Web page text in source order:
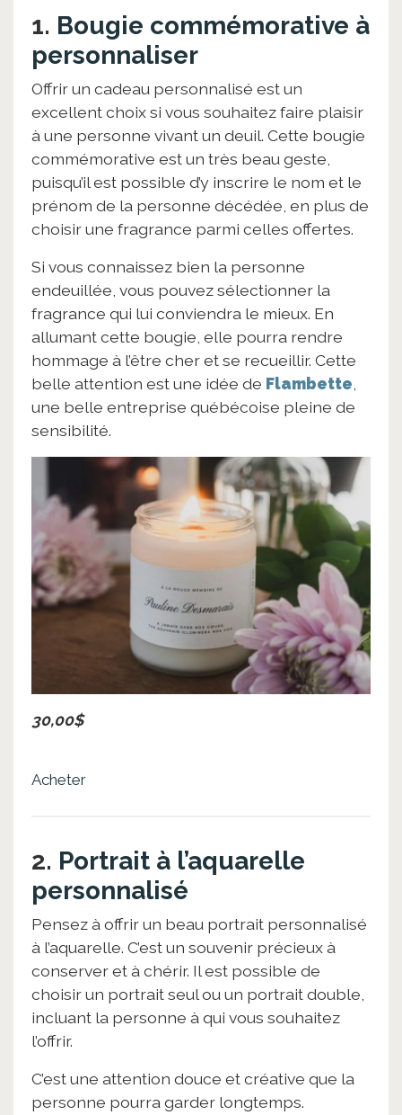
1. Bougie commémorative à
personnaliser
Offrir un cadeau personnalisé est un
excellent choix si vous souhaitez faire plaisir
à une personne vivant un deuil. Cette bougie
commémorative est un très beau geste,
puisqu’il est possible d’y inscrire le nom et le
prénom de la personne décédée, en plus de
choisir une fragrance parmi celles offertes.
Si vous connaissez bien la personne
endeuillée, vous pouvez sélectionner la
fragrance qui lui conviendra le mieux. En
allumant cette bougie, elle pourra rendre
hommage à l’être cher et se recueillir. Cette
belle attention est une idée de Flambette,
une belle entreprise québécoise pleine de
sensibilité.
30,00$
Acheter
2. Portrait à l’aquarelle
personnalisé
Pensez à offrir un beau portrait personnalisé
à l’aquarelle. C’est un souvenir précieux à
conserver et à chérir. Il est possible de
choisir un portrait seul ou un portrait double,
incluant la personne à qui vous souhaitez
l’offrir.
C’est une attention douce et créative que la
personne pourra garder longtemps.